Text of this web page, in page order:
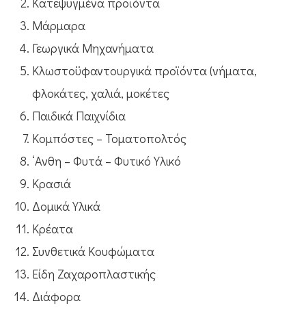
Μάρμαρα
Γεωργικά Μηχανήματα
Κλωστοϋφαντουργικά προϊόντα (νήματα,
φλοκάτες, χαλιά, μοκέτες
Παιδικά Παιχνίδια
Κομπόστες – Τοματοπολτός
‘Ανθη – Φυτά – Φυτικό Υλικό
Κρασιά
Δομικά Υλικά
Κρέατα
Συνθετικά Κουφώματα
Είδη Ζαχαροπλαστικής
Διάφορα